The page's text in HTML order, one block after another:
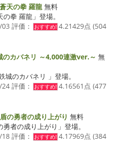
天の拳 羅龍 無料
拳 羅龍」登場。
評価：
おすすめ! 4.21429点 (504
のカバネリ ～4,000連激ver.～ 無
城のカバネリ 」登場。
評価：
おすすめ! 4.16561点 (477
の勇者の成り上がり 無料
者の成り上がり」登場。
評価：
おすすめ! 4.17969点 (384